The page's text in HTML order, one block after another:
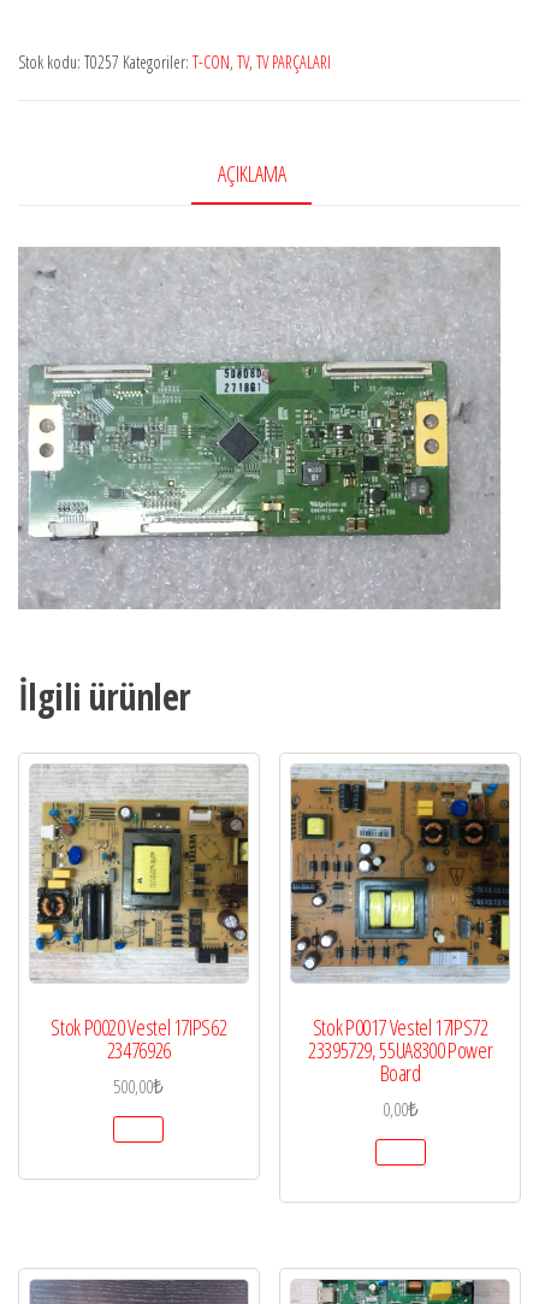
Stok kodu: T0257 Kategoriler: T-CON, TV, TV PARÇALARI
AÇIKLAMA
İlgili ürünler
Stok P0020 Vestel 17IPS62
23476926
500,00₺
Stok P0017 Vestel 17IPS72
23395729, 55UA8300 Power
Board
0,00₺